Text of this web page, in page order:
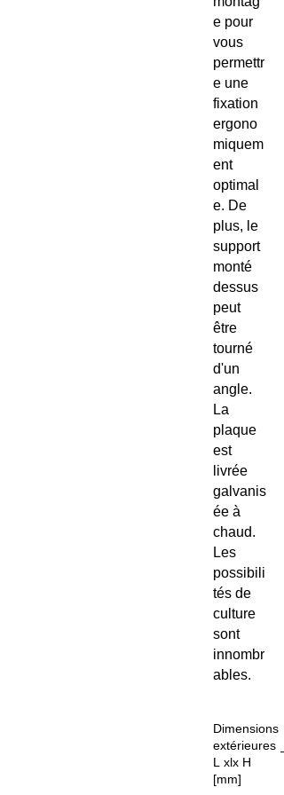
e pour
vous
permettr
e une
fixation
ergono
miquem
ent
optimal
e. De
plus, le
support
monté
dessus
peut
être
tourné
d'un
angle.
La
plaque
est
livrée
galvanis
ée à
chaud.
Les
possibili
tés de
culture
sont
innombr
ables.
Dimensions
extérieures
L xlx H
[mm]